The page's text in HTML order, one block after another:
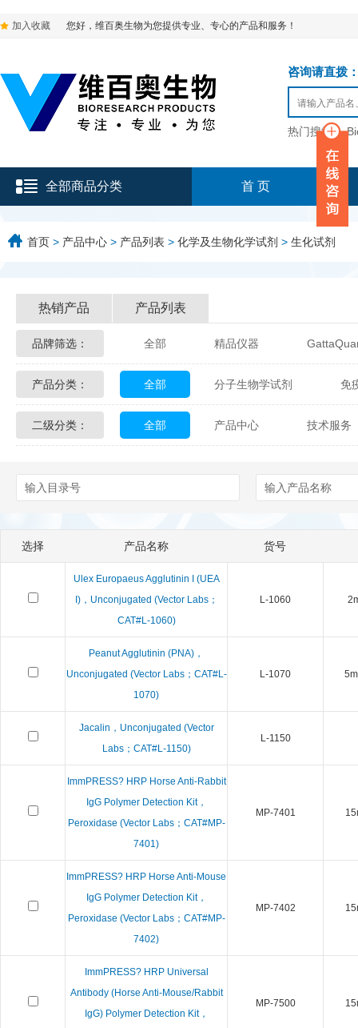
加入收藏 您好，维百奥生物为您提供专业、专心的产品和服务！
咨询请直拨
热门搜索：
全部商品分类 首 页
首页 > 产品中心 > 产品列表 > 化学及生物化学试剂 > 生化试剂
热销产品 产品列表
品牌筛选： 全部 精品仪器
Glycon Biochem Sterlitech
Echelon Biosciences Verichem
Biotez Berlin Diametra
Berry & Associates Zedira
LGC Maine Standards Biolife
Abbexa AbD Serotec
产品分类： 全部 分子生物学试剂 免
化学及生物化学试剂 材料学试剂
二级分类： 全部 产品中心 技术服务
选择 产品名称 货号
Ulex Europaeus Agglutinin I (UEA
I)，Unconjugated (Vector Labs；
CAT#L-1060)
L-1060
Peanut Agglutinin (PNA)，
Unconjugated (Vector Labs；CAT#L-
1070)
L-1070
Jacalin，Unconjugated (Vector
Labs；CAT#L-1150)
L-1150
ImmPRESS? HRP Horse Anti-Rabbit
IgG Polymer Detection Kit，
Peroxidase (Vector Labs；CAT#MP-
7401)
MP-7401
ImmPRESS? HRP Horse Anti-Mouse
IgG Polymer Detection Kit，
Peroxidase (Vector Labs；CAT#MP-
7402)
MP-7402
ImmPRESS? HRP Universal
Antibody (Horse Anti-Mouse/Rabbit
IgG) Polymer Detection Kit，
MP-7500